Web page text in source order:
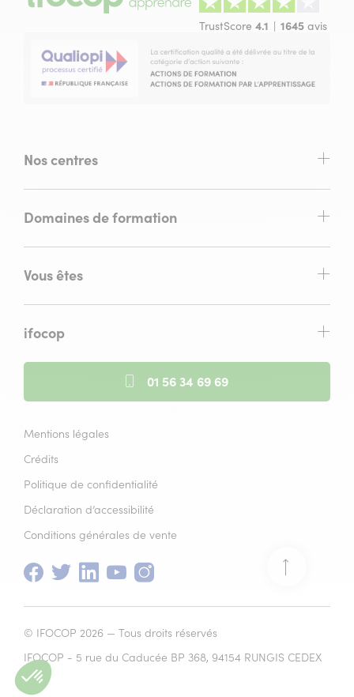
TrustScore 4.1 1645 avis
Nos centres
Domaines de formation
Vous êtes
ifocop
01 56 34 69 69
Mentions légales
Crédits
Politique de confidentialité
Déclaration d’accessibilité
Conditions générales de vente
Facebook
(nouvelle
Twitter
(nouvelle
Linkedin
(nouvelle
Youtube
(nouvelle
Retour
haut
© IFOCOP 2026 — Tous droits réservés
IFOCOP - 5 rue du Caducée BP 368, 94154 RUNGIS CEDEX